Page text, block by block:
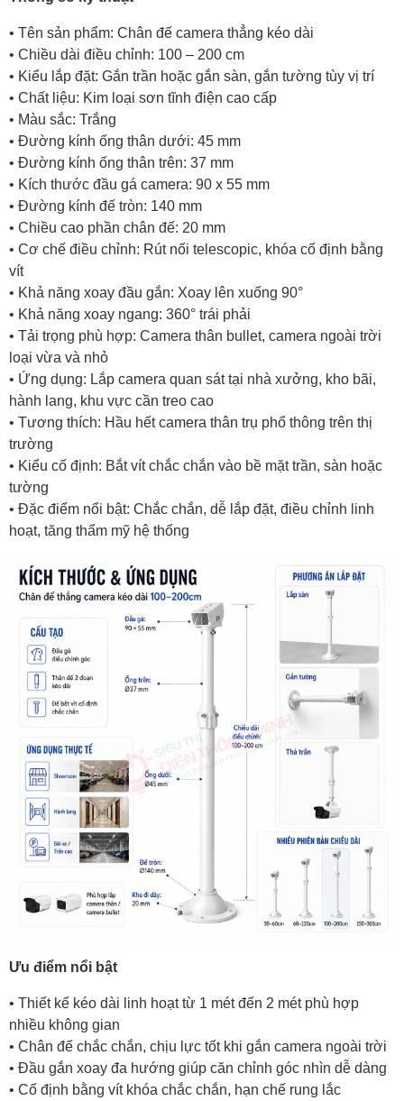
• Tên sản phẩm: Chân đế camera thẳng kéo dài
• Chiều dài điều chỉnh: 100 – 200 cm
• Kiểu lắp đặt: Gắn trần hoặc gắn sàn, gắn tường tùy vị trí
• Chất liệu: Kim loại sơn tĩnh điện cao cấp
• Màu sắc: Trắng
• Đường kính ống thân dưới: 45 mm
• Đường kính ống thân trên: 37 mm
• Kích thước đầu gá camera: 90 x 55 mm
• Đường kính đế tròn: 140 mm
• Chiều cao phần chân đế: 20 mm
• Cơ chế điều chỉnh: Rút nối telescopic, khóa cố định bằng
vít
• Khả năng xoay đầu gắn: Xoay lên xuống 90°
• Khả năng xoay ngang: 360° trái phải
• Tải trọng phù hợp: Camera thân bullet, camera ngoài trời
loại vừa và nhỏ
• Ứng dụng: Lắp camera quan sát tại nhà xưởng, kho bãi,
hành lang, khu vực cần treo cao
• Tương thích: Hầu hết camera thân trụ phổ thông trên thị
trường
• Kiểu cố định: Bắt vít chắc chắn vào bề mặt trần, sàn hoặc
tường
• Đặc điểm nổi bật: Chắc chắn, dễ lắp đặt, điều chỉnh linh
hoạt, tăng thẩm mỹ hệ thống
Ưu điểm nổi bật
• Thiết kế kéo dài linh hoạt từ 1 mét đến 2 mét phù hợp
nhiều không gian
• Chân đế chắc chắn, chịu lực tốt khi gắn camera ngoài trời
• Đầu gắn xoay đa hướng giúp căn chỉnh góc nhìn dễ dàng
• Cố định bằng vít khóa chắc chắn, hạn chế rung lắc